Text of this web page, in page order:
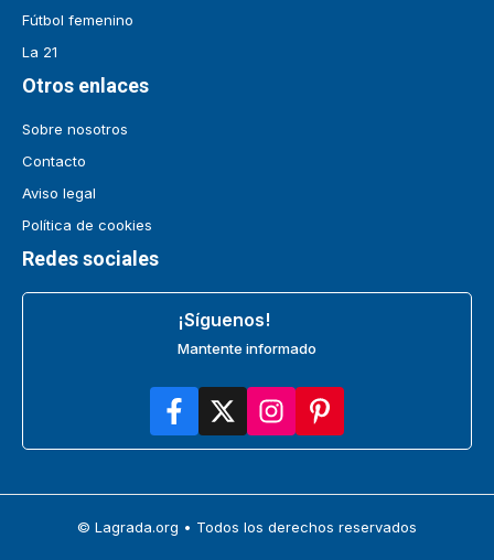
Fútbol femenino
La 21
Otros enlaces
Sobre nosotros
Contacto
Aviso legal
Política de cookies
Redes sociales
¡Síguenos!
Mantente informado
© Lagrada.org • Todos los derechos reservados